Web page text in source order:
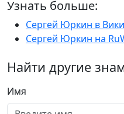
Узнать больше:
Сергей Юркин в
Сергей Юркин на
Найти другие
Имя